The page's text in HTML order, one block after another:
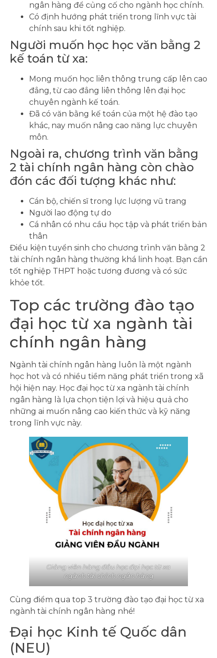
ngân hàng để củng cố cho ngành học chính.
Có định hướng phát triển trong lĩnh vực tài
chính sau khi tốt nghiệp.
Người muốn học học văn bằng 2
kế toán từ xa:
Mong muốn học liên thông trung cấp lên cao
đẳng, từ cao đẳng liên thông lên đại học
chuyên ngành kế toán.
Đã có văn bằng kế toán của một hệ đào tạo
khác, nay muốn nâng cao năng lực chuyên
môn.
Ngoài ra, chương trình văn bằng
2 tài chính ngân hàng còn chào
đón các đối tượng khác như:
Cán bộ, chiến sĩ trong lực lượng vũ trang
Người lao động tự do
Cá nhân có nhu cầu học tập và phát triển bản
thân
Điều kiện tuyển sinh cho chương trình văn bằng 2
tài chính ngân hàng thường khá linh hoạt. Bạn cần
tốt nghiệp THPT hoặc tương đương và có sức
khỏe tốt.
Top các trường đào tạo
đại học từ xa ngành tài
chính ngân hàng
Ngành tài chính ngân hàng luôn là một ngành
học hot và có nhiều tiềm năng phát triển trong xã
hội hiện nay. Học đại học từ xa ngành tài chính
ngân hàng là lựa chọn tiện lợi và hiệu quả cho
những ai muốn nâng cao kiến thức và kỹ năng
trong lĩnh vực này.
Giảng viên hàng đầu học đại học từ xa
ngành tài chính ngân hàng
Cùng điểm qua top 3 trường đào tạo đại học từ xa
ngành tài chính ngân hàng nhé!
Đại học Kinh tế Quốc dân
(NEU)